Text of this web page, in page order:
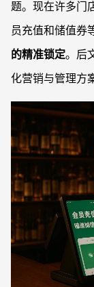
题。现在许多门
员充值和储值券
的精准锁定。后
化营销与管理方